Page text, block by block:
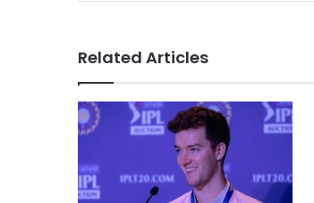
Related Articles